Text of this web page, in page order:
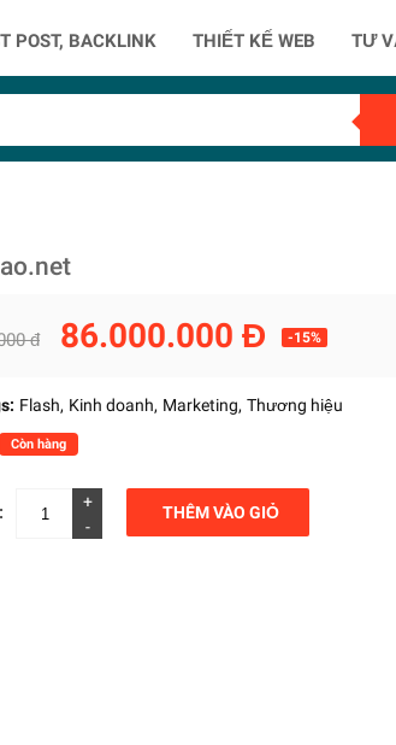
POST, BACKLINK THIẾT KẾ WEB TƯ
đ 86.000.000 Đ -15%
Flash Kinh doanh Marketing Thương hiệu
Còn hàng
+
-
THÊM VÀO GIỎ